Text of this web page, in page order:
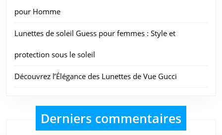
pour Homme
Lunettes de soleil Guess pour femmes : Style et
protection sous le soleil
Découvrez l’Élégance des Lunettes de Vue Gucci
Derniers commentaires